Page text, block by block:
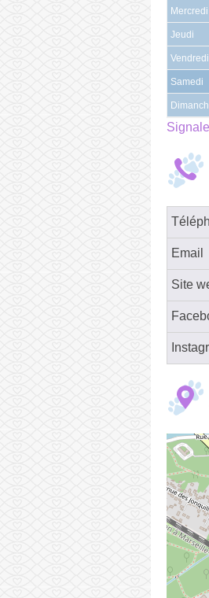
Mercredi
Jeudi
Vendredi
Samedi
Email
Site